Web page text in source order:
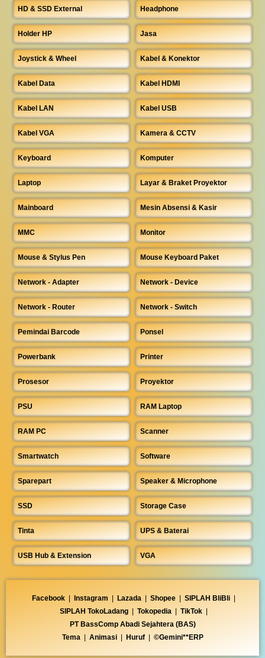
HD & SSD External Headphone
Holder HP Jasa
Joystick & Wheel Kabel & Konektor
Kabel Data Kabel HDMI
Kabel LAN Kabel USB
Kabel VGA Kamera & CCTV
Keyboard Komputer
Laptop Layar & Braket Proyektor
Mainboard Mesin Absensi & Kasir
MMC Monitor
Mouse & Stylus Pen Mouse Keyboard Paket
Network - Adapter Network - Device
Network - Router Network - Switch
Pemindai Barcode Ponsel
Powerbank Printer
Prosesor Proyektor
PSU RAM Laptop
RAM PC Scanner
Smartwatch Software
Sparepart Speaker & Microphone
SSD Storage Case
Tinta UPS & Baterai
USB Hub & Extension VGA
Facebook | Instagram | Lazada | Shopee | SIPLAH BliBli |
SIPLAH TokoLadang | Tokopedia | TikTok |
PT BassComp Abadi Sejahtera (BAS)
Tema | Animasi | Huruf | ©Gemini**ERP